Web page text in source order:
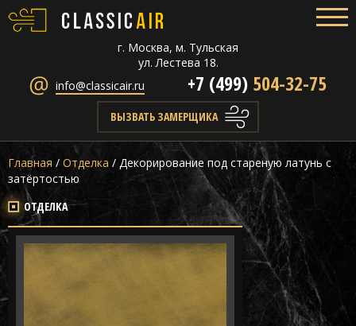
г. Москва, м. Тульская
ул. Лестева 18.
info@classicair.ru
+7 (499) 504-32-75
ВЫЗВАТЬ ЗАМЕРЩИКА
Главная / Отделка / Декорирование под стареную латунь с
затёртостью
ОТДЕЛКА